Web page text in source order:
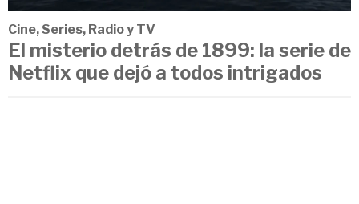
Cine, Series, Radio y TV
El misterio detrás de 1899: la serie de
Netflix que dejó a todos intrigados